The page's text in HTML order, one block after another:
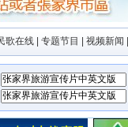
歌在线 专题节目 视频新闻